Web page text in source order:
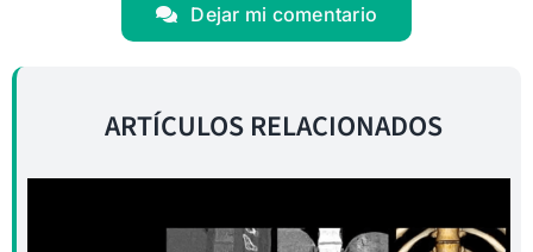
Dejar mi comentario
ARTÍCULOS RELACIONADOS